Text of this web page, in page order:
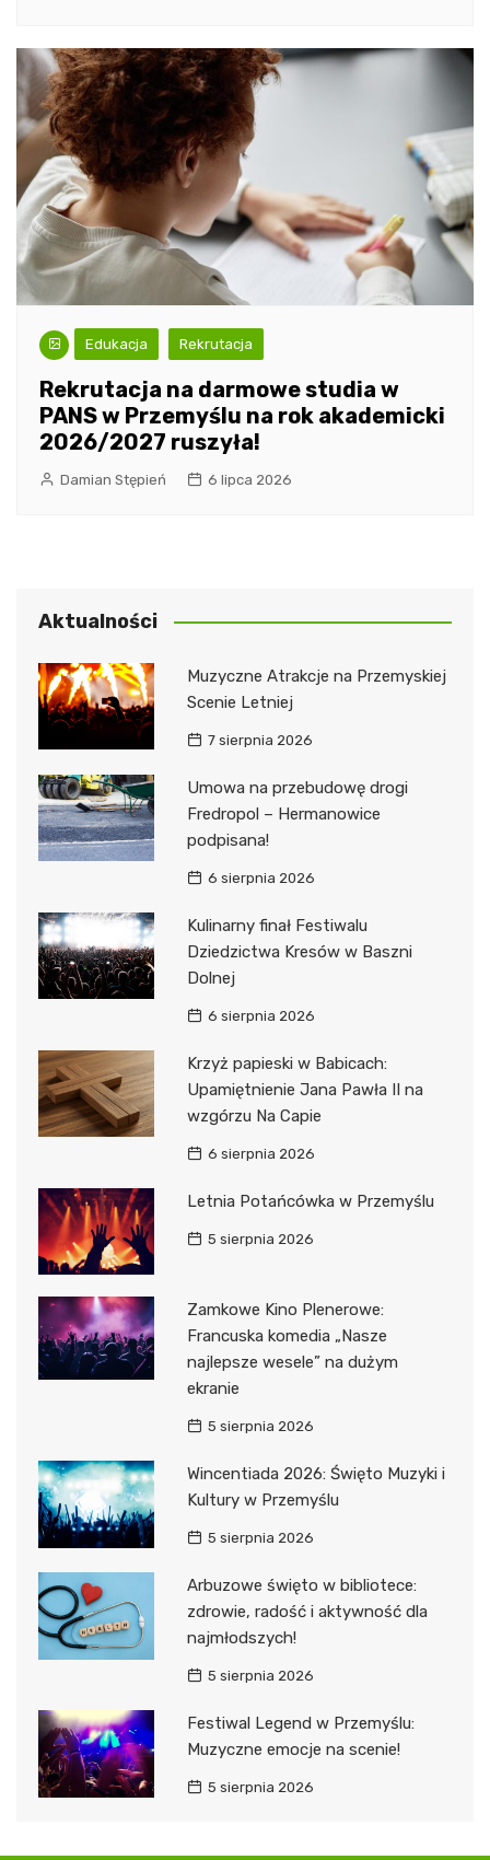
Edukacja Rekrutacja
Rekrutacja na darmowe studia w
PANS w Przemyślu na rok akademicki
2026/2027 ruszyła!
Damian Stępień 6 lipca 2026
Aktualności
Muzyczne Atrakcje na Przemyskiej
Scenie Letniej
7 sierpnia 2026
Umowa na przebudowę drogi
Fredropol – Hermanowice
podpisana!
6 sierpnia 2026
Kulinarny finał Festiwalu
Dziedzictwa Kresów w Baszni
Dolnej
6 sierpnia 2026
Krzyż papieski w Babicach:
Upamiętnienie Jana Pawła II na
wzgórzu Na Capie
6 sierpnia 2026
Letnia Potańcówka w Przemyślu
5 sierpnia 2026
Zamkowe Kino Plenerowe:
Francuska komedia „Nasze
najlepsze wesele” na dużym
ekranie
5 sierpnia 2026
Wincentiada 2026: Święto Muzyki i
Kultury w Przemyślu
5 sierpnia 2026
Arbuzowe święto w bibliotece:
zdrowie, radość i aktywność dla
najmłodszych!
5 sierpnia 2026
Festiwal Legend w Przemyślu:
Muzyczne emocje na scenie!
5 sierpnia 2026